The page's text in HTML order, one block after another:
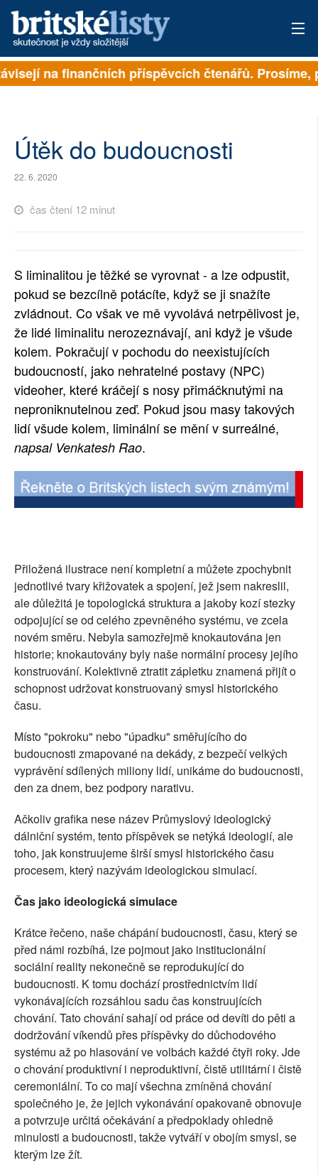
PŘIHLÁSIT
ARCHIV
ROZHOVORY
TÉMATA
AUTOŘI
PŘÍSPĚVKY NA PROVOZ
SOCIÁLNÍ SÍTĚ
RUBRIKY
PLNÁ VERZE STRÁNEK
na finančních příspěvcích čtenářů. Prosíme,
Útěk do budoucnosti
22. 6. 2020
čas čtení 12 minut
S liminalitou je těžké se vyrovnat - a lze odpustit,
pokud se bezcílně potácíte, když se ji snažíte
zvládnout. Co však ve mě vyvolává netrpělivost je,
že lidé liminalitu nerozeznávají, ani když je všude
kolem. Pokračují v pochodu do neexistujících
budoucností, jako nehratelné postavy (NPC)
videoher, které kráčejí s nosy přimáčknutými na
neproniknutelnou zeď. Pokud jsou masy takových
lidí všude kolem, liminální se mění v surreálné,
napsal Venkatesh Rao.
Přiložená ilustrace není kompletní a můžete zpochybnit
jednotlivé tvary křižovatek a spojení, jež jsem nakreslil,
ale důležitá je topologická struktura a jakoby kozí stezky
odpojující se od celého zpevněného systému, ve zcela
novém směru. Nebyla samozřejmě knokautována jen
historie; knokautovány byly naše normální procesy jejího
konstruování. Kolektivně ztratit zápletku znamená přijít o
schopnost udržovat konstruovaný smysl historického
času.
Místo "pokroku" nebo "úpadku" směřujícího do
budoucnosti zmapované na dekády, z bezpečí velkých
vyprávění sdílených miliony lidí, unikáme do budoucnosti,
den za dnem, bez podpory narativu.
Ačkoliv grafika nese název Průmyslový ideologický
dálniční systém, tento příspěvek se netýká ideologií, ale
toho, jak konstruujeme širší smysl historického času
procesem, který nazývám ideologickou simulací.
Čas jako ideologická simulace
Krátce řečeno, naše chápání budoucnosti, času, který se
před námi rozbíhá, lze pojmout jako institucionální
sociální reality nekonečně se reprodukující do
budoucnosti. K tomu dochází prostřednictvím lidí
vykonávajících rozsáhlou sadu čas konstruujících
chování. Tato chování sahají od práce od devíti do pěti a
dodržování víkendů přes příspěvky do důchodového
systému až po hlasování ve volbách každé čtyři roky. Jde
o chování produktivní i neproduktivní, čistě utilitární i čistě
ceremoniální. To co mají všechna zmíněná chování
společného je, že jejich vykonávání opakovaně obnovuje
a potvrzuje určitá očekávání a předpoklady ohledně
minulosti a budoucnosti, takže vytváří v obojím smysl, se
kterým lze žít.